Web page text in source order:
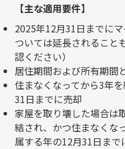
【主な適用要件】
2025年12月31日までに
ついては延長されること
認ください）
居住期間および所有期間
住まなくなってから3年
31日までに売却
家屋を取り壊した場合は
結され、かつ住まなくな
属する年の12月31日まで